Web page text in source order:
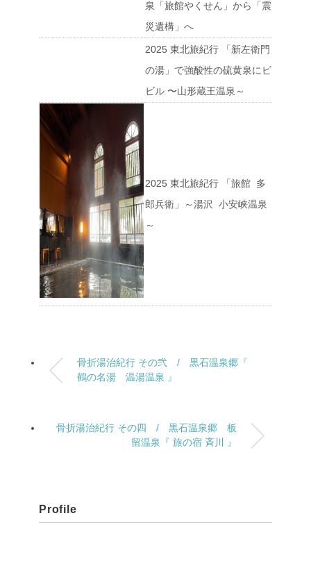
泉「旅館やくせん」から「震
災遺構」へ
2025 東北旅紀行 「新左衛門
の湯」で強酸性の硫黄泉にビ
ビル 〜山形蔵王温泉～
2025 東北旅紀行 「旅館 多
郎兵衛」～湯沢 小安峡温泉
～
骨折湯治紀行 その弐 / 黒石温泉郷『
鶴の名湯 温湯温泉 』
骨折湯治紀行 その四 / 黒石温泉郷 板
留温泉『 旅の宿 斉川 』
Profile